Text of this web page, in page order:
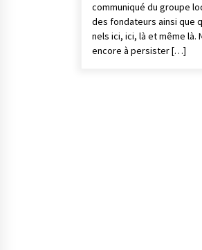
commu­niqué du groupe
des fonda­teurs ainsi que
nels ici, ici, là et même là.
encore à persis­ter […]